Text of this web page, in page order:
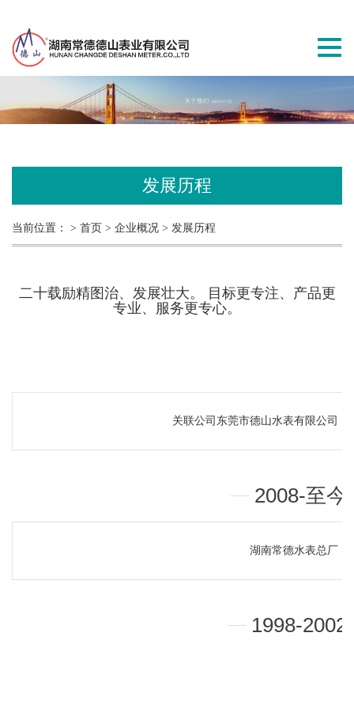
切
发展历程
当前位置： > 首页 > 企业概况 > 发展历程
二十载励精图治、发展壮大。 目标更专注、产品更
专业、服务更专心。
关联公司东莞市德山水表有限公司
2008-至今
湖南常德水表总厂
1998-2002